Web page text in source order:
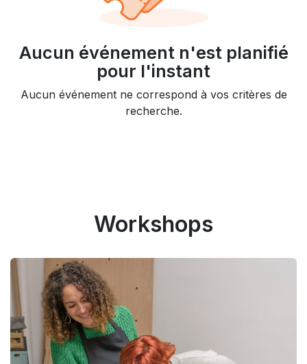
Aucun événement n'est planifié
pour l'instant
Aucun événement ne correspond à vos critères de
recherche.
Workshops